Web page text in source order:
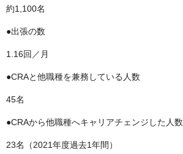
約1,100名
●出張の数
1.16回／月
●CRAと他職種を兼務している人数
45名
●CRAから他職種へキャリアチェンジした人数
23名（2021年度過去1年間）